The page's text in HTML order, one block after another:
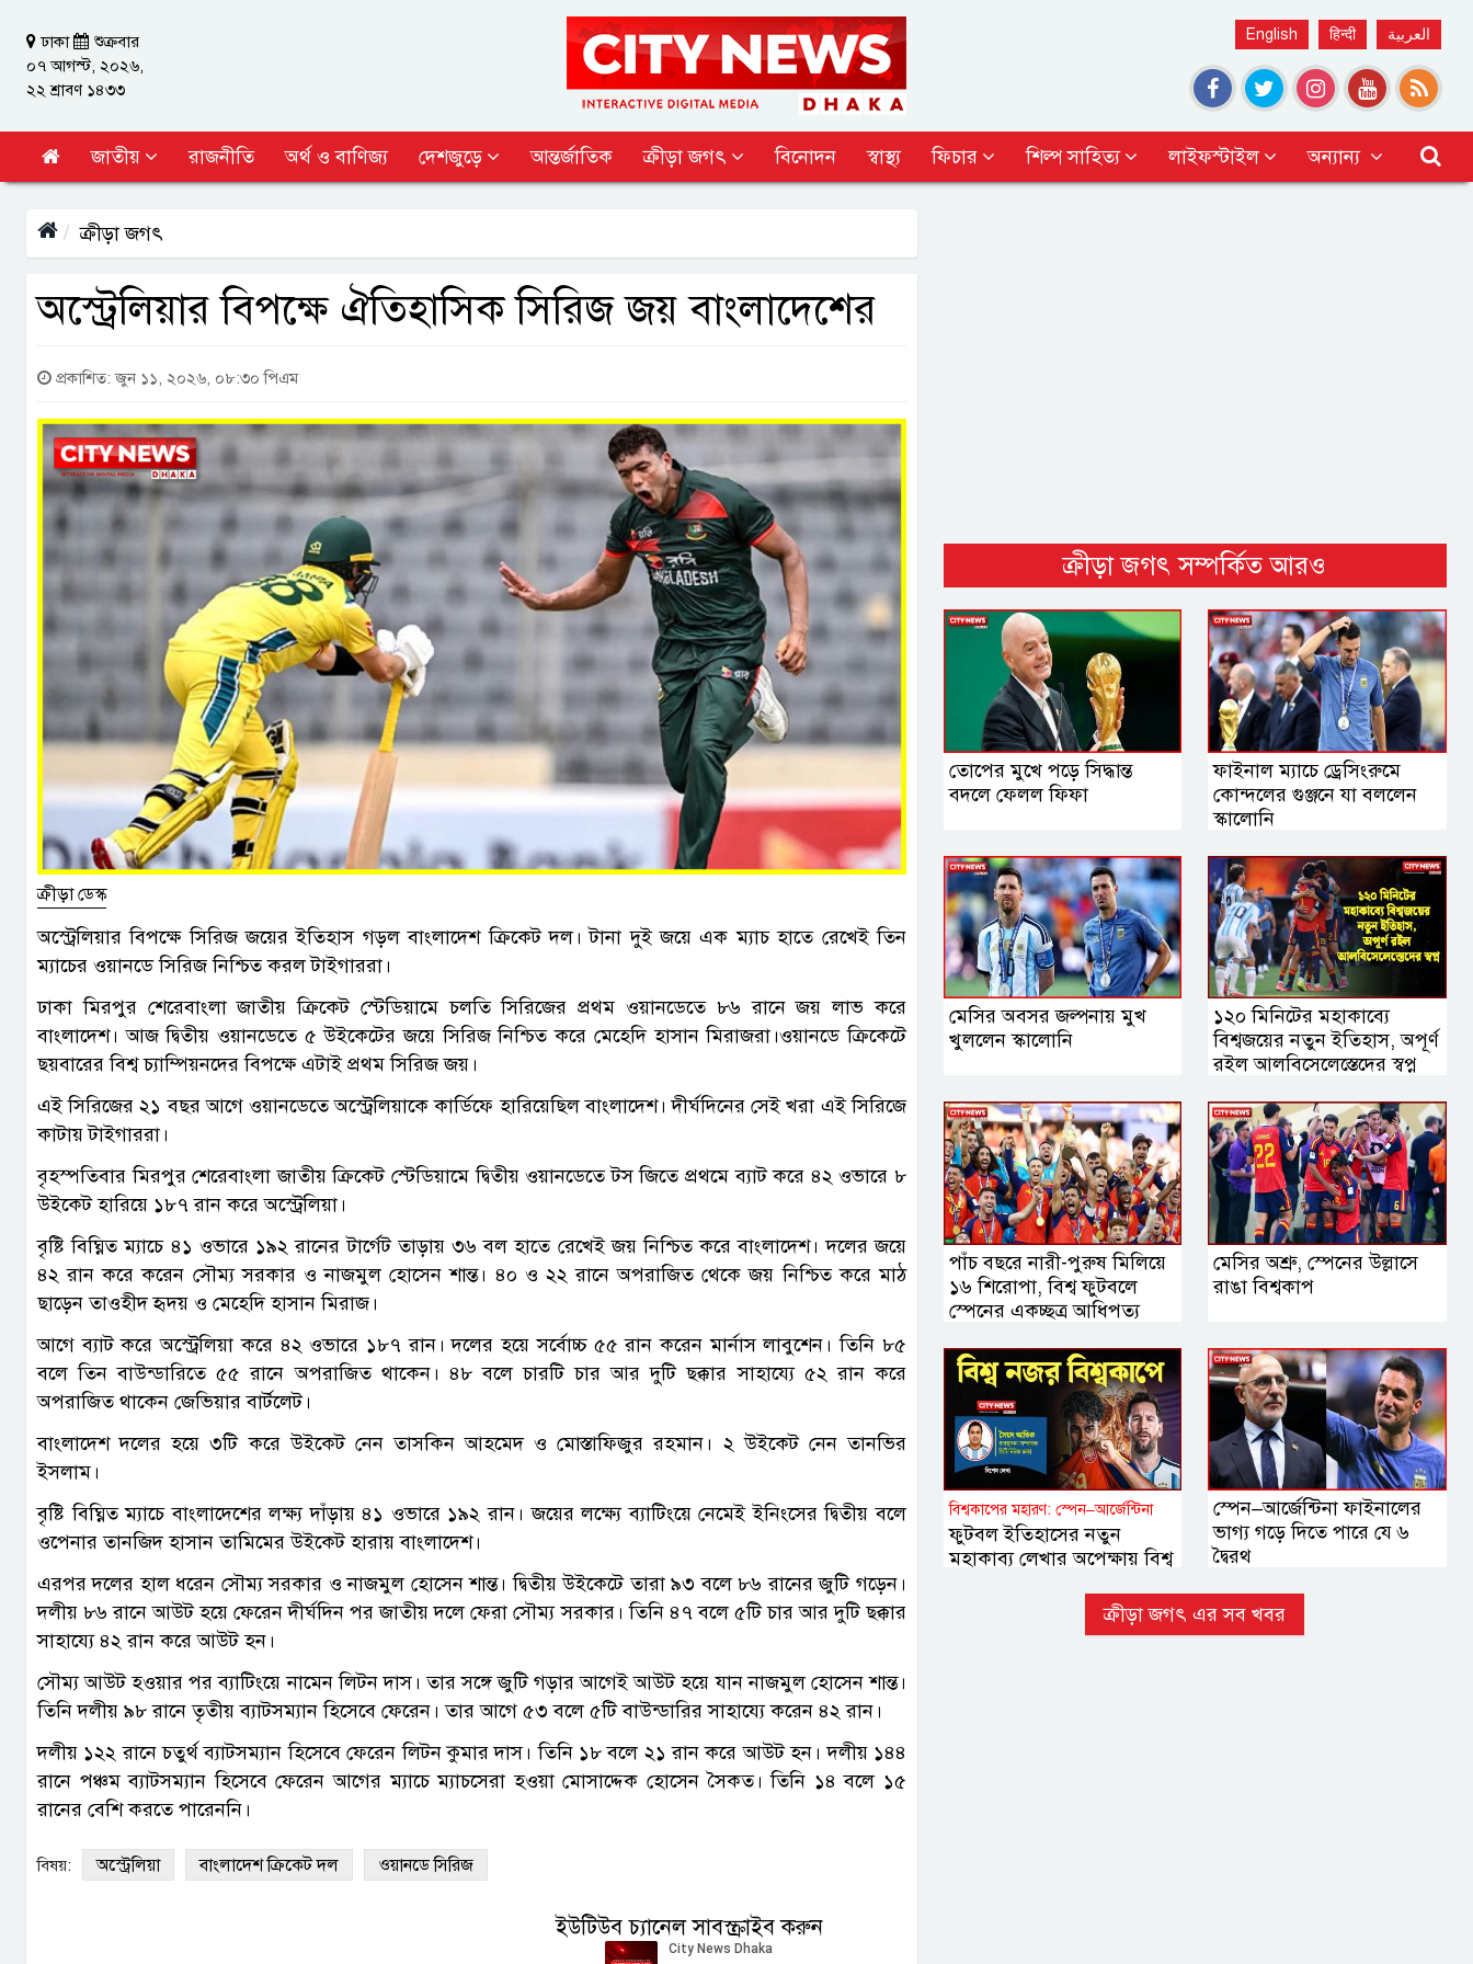
ঢাকা
শুক্রবার
০৭ আগস্ট, ২০২৬,
২২ শ্রাবণ ১৪৩৩
English हिन्दी العربية
জাতীয় রাজনীতি অর্থ ও বাণিজ্য দেশজুড়ে আন্তর্জাতিক ক্রীড়া জগৎ বিনোদন স্বাস্থ্য ফিচার শিল্প সাহিত্য লাইফস্টাইল অন্যান্য
ক্রীড়া জগৎ
অস্ট্রেলিয়ার বিপক্ষে ঐতিহাসিক সিরিজ জয় বাংলাদেশের
প্রকাশিত: জুন ১১, ২০২৬, ০৮:৩০ পিএম
ক্রীড়া ডেস্ক
অস্ট্রেলিয়ার বিপক্ষে সিরিজ জয়ের ইতিহাস গড়ল বাংলাদেশ ক্রিকেট দল। টানা দুই জয়ে এক ম্যাচ হাতে রেখেই তিন
ম্যাচের ওয়ানডে সিরিজ নিশ্চিত করল টাইগাররা।
ঢাকা মিরপুর শেরেবাংলা জাতীয় ক্রিকেট স্টেডিয়ামে চলতি সিরিজের প্রথম ওয়ানডেতে ৮৬ রানে জয় লাভ করে
বাংলাদেশ। আজ দ্বিতীয় ওয়ানডেতে ৫ উইকেটের জয়ে সিরিজ নিশ্চিত করে মেহেদি হাসান মিরাজরা।ওয়ানডে ক্রিকেটে
ছয়বারের বিশ্ব চ্যাম্পিয়নদের বিপক্ষে এটাই প্রথম সিরিজ জয়।
এই সিরিজের ২১ বছর আগে ওয়ানডেতে অস্ট্রেলিয়াকে কার্ডিফে হারিয়েছিল বাংলাদেশ। দীর্ঘদিনের সেই খরা এই সিরিজে
কাটায় টাইগাররা।
বৃহস্পতিবার মিরপুর শেরেবাংলা জাতীয় ক্রিকেট স্টেডিয়ামে দ্বিতীয় ওয়ানডেতে টস জিতে প্রথমে ব্যাট করে ৪২ ওভারে ৮
উইকেট হারিয়ে ১৮৭ রান করে অস্ট্রেলিয়া।
বৃষ্টি বিঘ্নিত ম্যাচে ৪১ ওভারে ১৯২ রানের টার্গেট তাড়ায় ৩৬ বল হাতে রেখেই জয় নিশ্চিত করে বাংলাদেশ। দলের জয়ে
৪২ রান করে করেন সৌম্য সরকার ও নাজমুল হোসেন শান্ত। ৪০ ও ২২ রানে অপরাজিত থেকে জয় নিশ্চিত করে মাঠ
ছাড়েন তাওহীদ হৃদয় ও মেহেদি হাসান মিরাজ।
আগে ব্যাট করে অস্ট্রেলিয়া করে ৪২ ওভারে ১৮৭ রান। দলের হয়ে সর্বোচ্চ ৫৫ রান করেন মার্নাস লাবুশেন। তিনি ৮৫
বলে তিন বাউন্ডারিতে ৫৫ রানে অপরাজিত থাকেন। ৪৮ বলে চারটি চার আর দুটি ছক্কার সাহায্যে ৫২ রান করে
অপরাজিত থাকেন জেভিয়ার বার্টলেট।
বাংলাদেশ দলের হয়ে ৩টি করে উইকেট নেন তাসকিন আহমেদ ও মোস্তাফিজুর রহমান। ২ উইকেট নেন তানভির
ইসলাম।
বৃষ্টি বিঘ্নিত ম্যাচে বাংলাদেশের লক্ষ্য দাঁড়ায় ৪১ ওভারে ১৯২ রান। জয়ের লক্ষ্যে ব্যাটিংয়ে নেমেই ইনিংসের দ্বিতীয় বলে
ওপেনার তানজিদ হাসান তামিমের উইকেট হারায় বাংলাদেশ।
এরপর দলের হাল ধরেন সৌম্য সরকার ও নাজমুল হোসেন শান্ত। দ্বিতীয় উইকেটে তারা ৯৩ বলে ৮৬ রানের জুটি গড়েন।
দলীয় ৮৬ রানে আউট হয়ে ফেরেন দীর্ঘদিন পর জাতীয় দলে ফেরা সৌম্য সরকার। তিনি ৪৭ বলে ৫টি চার আর দুটি ছক্কার
সাহায্যে ৪২ রান করে আউট হন।
সৌম্য আউট হওয়ার পর ব্যাটিংয়ে নামেন লিটন দাস। তার সঙ্গে জুটি গড়ার আগেই আউট হয়ে যান নাজমুল হোসেন শান্ত।
তিনি দলীয় ৯৮ রানে তৃতীয় ব্যাটসম্যান হিসেবে ফেরেন। তার আগে ৫৩ বলে ৫টি বাউন্ডারির সাহায্যে করেন ৪২ রান।
দলীয় ১২২ রানে চতুর্থ ব্যাটসম্যান হিসেবে ফেরেন লিটন কুমার দাস। তিনি ১৮ বলে ২১ রান করে আউট হন। দলীয় ১৪৪
রানে পঞ্চম ব্যাটসম্যান হিসেবে ফেরেন আগের ম্যাচে ম্যাচসেরা হওয়া মোসাদ্দেক হোসেন সৈকত। তিনি ১৪ বলে ১৫
রানের বেশি করতে পারেননি।
বিষয়: অস্ট্রেলিয়া বাংলাদেশ ক্রিকেট দল ওয়ানডে সিরিজ
ইউটিউব চ্যানেল সাবস্ক্রাইব করুন
ক্রীড়া জগৎ সম্পর্কিত আরও
তোপের মুখে পড়ে সিদ্ধান্ত
বদলে ফেলল ফিফা
ফাইনাল ম্যাচে ড্রেসিংরুমে
কোন্দলের গুঞ্জনে যা বললেন
স্কালোনি
মেসির অবসর জল্পনায় মুখ
খুললেন স্কালোনি
১২০ মিনিটের মহাকাব্যে
বিশ্বজয়ের নতুন ইতিহাস, অপূর্ণ
রইল আলবিসেলেস্তেদের স্বপ্ন
পাঁচ বছরে নারী-পুরুষ মিলিয়ে
১৬ শিরোপা, বিশ্ব ফুটবলে
স্পেনের একচ্ছত্র আধিপত্য
মেসির অশ্রু, স্পেনের উল্লাসে
রাঙা বিশ্বকাপ
বিশ্বকাপের মহারণ: স্পেন–আর্জেন্টিনা
ফুটবল ইতিহাসের নতুন
মহাকাব্য লেখার অপেক্ষায় বিশ্ব
স্পেন–আর্জেন্টিনা ফাইনালের
ভাগ্য গড়ে দিতে পারে যে ৬
দ্বৈরথ
ক্রীড়া জগৎ এর সব খবর